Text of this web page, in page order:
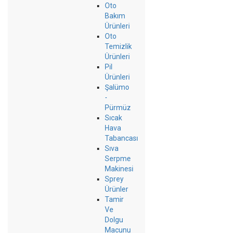
Oto
Bakım
Ürünleri
Oto
Temizlik
Ürünleri
Pil
Ürünleri
Şalümo
-
Pürmüz
Sıcak
Hava
Tabancası
Sıva
Serpme
Makinesi
Sprey
Ürünler
Tamir
Ve
Dolgu
Macunu